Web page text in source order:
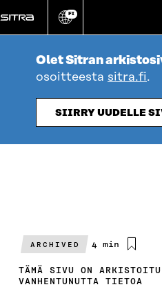
suoraan
sisältöön
Vaihda
kieli
FI
Olet Sitran
osoitteesta sitra.fi.
SIIRRY UUDELLE
ARCHIVED
Arvioitu
4 min
TÄMÄ SIVU ON
VANHENTUNUTTA TIETOA